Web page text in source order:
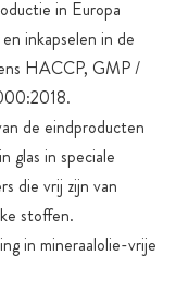
in Europa
inkapselen in de
HACCP, GMP /
de eindproducten
glas in speciale
die vrij zijn van
stoffen.
in mineraalolie-vrije